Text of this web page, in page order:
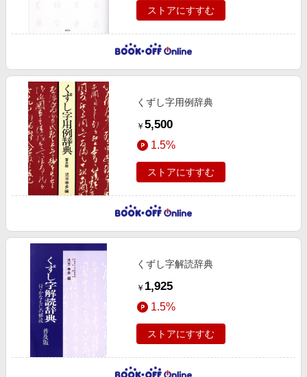
ストアにすすむ
くずし字用例辞典
￥ 5,500
1.5%
ストアにすすむ
くずし字解読辞典
￥ 1,925
1.5%
ストアにすすむ